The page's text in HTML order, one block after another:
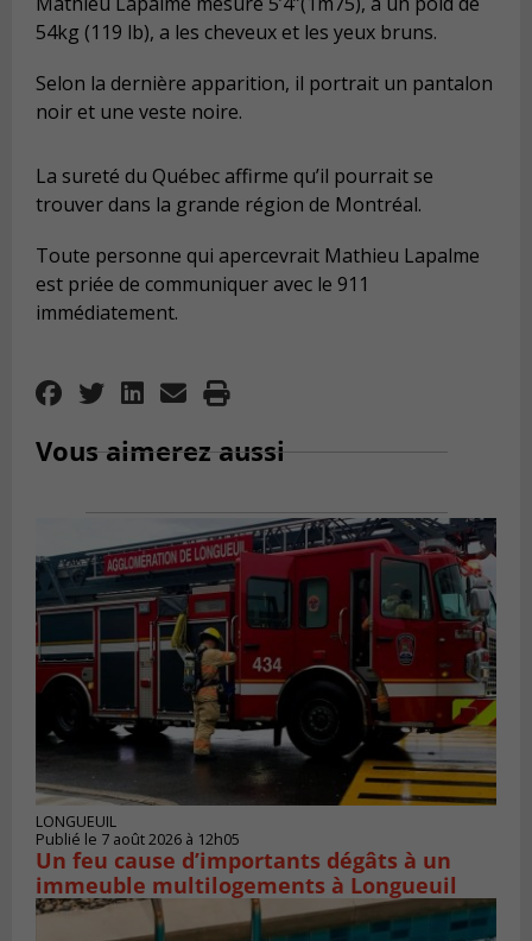
54kg (119 lb), a les cheveux et les yeux bruns.
Selon la dernière apparition, il portrait un pantalon
noir et une veste noire.
La sureté du Québec affirme qu’il pourrait se
trouver dans la grande région de Montréal.
Toute personne qui apercevrait Mathieu Lapalme
est priée de communiquer avec le 911
immédiatement.
Vous aimerez aussi
LONGUEUIL
Publié le 7 août 2026 à 12h05
Un feu cause d’importants dégâts à un
immeuble multilogements à Longueuil